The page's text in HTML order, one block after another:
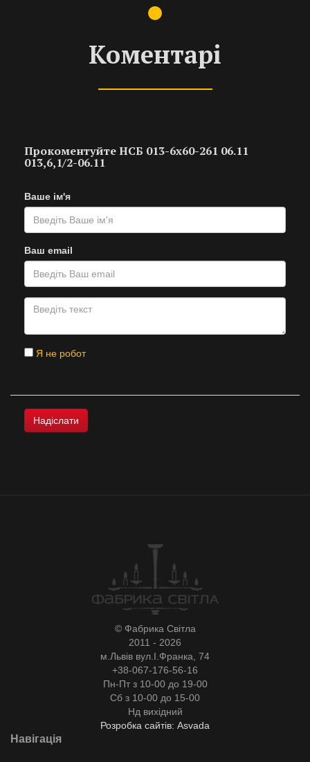
Коментарі
Прокоментуйте НСБ 013-6х60-261 06.11
013,6,1/2-06.11
Ваше ім'я
Ваш email
Я не робот
© Фабрика Світла
2011 - 2026
м.Львів вул.І.Франка, 74
+38-067-176-56-16
Пн-Пт з 10-00 до 19-00
Сб з 10-00 до 15-00
Нд вихідний
Розробка сайтів: Asvada
Навігація